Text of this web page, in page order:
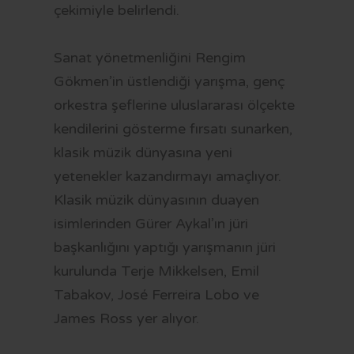
çekimiyle belirlendi.
Sanat yönetmenliğini Rengim
Gökmen’in üstlendiği yarışma, genç
orkestra şeflerine uluslararası ölçekte
kendilerini gösterme fırsatı sunarken,
klasik müzik dünyasına yeni
yetenekler kazandırmayı amaçlıyor.
Klasik müzik dünyasının duayen
isimlerinden Gürer Aykal’ın jüri
başkanlığını yaptığı yarışmanın jüri
kurulunda Terje Mikkelsen, Emil
Tabakov, José Ferreira Lobo ve
James Ross yer alıyor.